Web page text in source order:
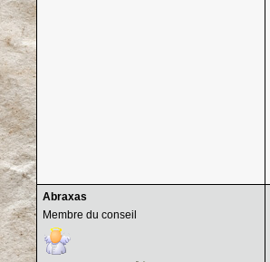
Abraxas
Membre du conseil